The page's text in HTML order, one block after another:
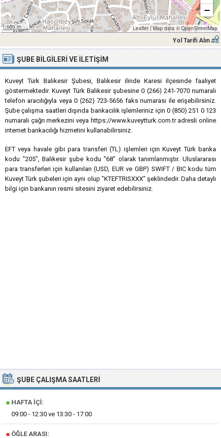
100 m
−
Leaflet |Map data © OpenStreetMap
Yol Tarifi Alın
ŞUBE BILGILERI VE İLETIŞIM
Kuveyt Türk Balıkesir Şubesi, Balıkesir ilinde Karesi ilçesinde faaliyet
göstermektedir. Kuveyt Türk Balıkesir şubesine 0 (266) 241-7070 numaralı
telefon aracılığıyla veya 0 (262) 723-5656 faks numarası ile erişebilirsiniz.
Şube çalışma saatleri dışında bankacılık işlemleriniz için 0 (850) 251 0 123
numaralı çağrı merkezini veya https://www.kuveytturk.com.tr adresli online
internet bankacılığı hizmetini kullanabilirsiniz.
EFT veya havale gibi para transferi (TL) işlemleri için Kuveyt Türk banka
kodu "205", Balıkesir şube kodu "68" olarak tanımlanmıştır. Uluslararası
para transferleri için kullanılan (USD, EUR ve GBP) SWIFT / BIC kodu tüm
Kuveyt Türk şubeleri için aynı olup "KTEFTRISXXX" şeklindedir. Daha detaylı
bilgi için bankanın resmi sitesini ziyaret edebilirsiniz.
ŞUBE ÇALIŞMA SAATLERI
■ HAFTA İÇI:
09:00 - 12:30 ve 13:30 - 17:00
■ ÖĞLE ARASI: